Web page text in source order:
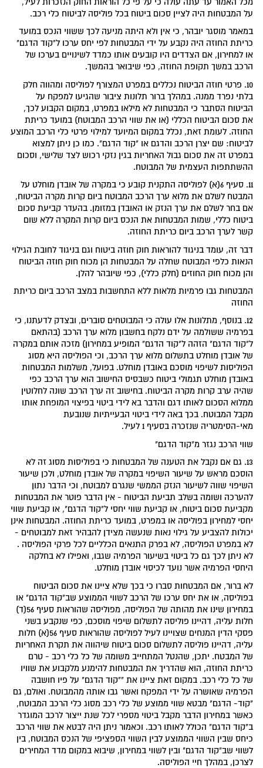
על המבטחות היה לציין סכום ביטוח בכל פוליסה לביטוח כלי רכב.
במאמר מוסגר יובהר, כי אין ולא היתה מניעה לכך ששווי הנכס במועד
כריתת החוזה היה נקבע על ידי המבטחות לפי יחס ערכו ל"קוד הדגם"
או למחירון, אם הצדדים היו קובעים אותו כמדד לשינויים בערכו של
הרכב במשך תקופת החוזה, כפי שיבואר בהמשך.
10. פרטי חוזה הביטוח נכללים במפרט המצורף לפוליסה ומהווה חלק
בלתי נפרד ממנה. במהלך ברור תלונות ציבור שהגיעו למפקח על
הביטוח הסתבר כי המבטחות לא מילאו במפרט, במקום הקבוע לכך,
את סכום הביטוח הכללי (או את שווי הרכב המבוטח) במועד כריתת
החוזה. לעומת זאת, נכלל במקום המיועד למילוי פרטי כלי הרכב המוצע
לביטוח: שם יצרן הרכב והדגם או "קוד הדגם". כמו כן ניתן למצוא
במפרט זה את סכום גבול האחריות בגין נזקי רכוש לצד שלישי, וסכום
ההשתתפות העצמית של המבוטח.
11. סעיף 6(א) לפוליסה התקנית קובע כי במקרה של אובדן מוחלט על
המבטח לשלם את מלוא ערך הרכב המבוטח ביום קרות מקרה הביטוח,
אם בחר לשלם את ערך הנזק או האובדן במזומן. בהעדר קביעת סכום
ביטוח כללי, שמות המבטחות את הנכס ביום קרות המקרה ללא שום
קשר לערך הרכב ביום כריתת החוזה.
דבר זה, עומד בניגוד להוראות חוק חוזה ביטוח וגם בניגוד לחובת הגילוי
הנאות כלפי המבוטח שחלה על המבטחות הן מכוח חוק חוזה הביטוח
והן מכוח חוק החוזים (חלק כללי), כפי שיובהר להלן.
המבטחות גבו פרמיות מלאות ללא התחשבות במצב הרכב ביום כריתת
החוזה
12. בנוסף, מתלונות אלו עולה כי המבוטחים סוברים, ובצדק לדעתנו, כי
בפרמיה ששולמה על ידם נלקח בחשבון מלוא ערך הרכב (בהתאם
ל"קוד הדגם" הזהה ל"קוד הדגם" המופיע במחירון) מזכה אותם במקרה
של אובדן מוחלט בתשלום מלוא ערך הרכב, וכי הפוליסה היא מסוג
הפוליסות לשיפוי מוסכם באובדן מוחלט. בפועל, משלמות המבטחות
באובדן מוחלט תגמולי ביטוח כשבסיס החישוב הוא ערך הרכב כפי
שהיה ערב קרות מקרה הביטוח. בחישוב זה ערך הרכב שונה לחלוטין
ממלוא הסכום לאותו דגם והדבר בא לידי ביטוי בפיצוי המופחת אותו
מקבל המבוטח. בכך באה לידי ביטוי הבעייתיות שנובעת
מאי-הסימטריה שנזכרה בסעיף 1 לעיל.
שווי הרכב נגזר מ"קוד הדגם"
13. גם אם נקבל את הטענה של המבטחות כי בפוליסות מסוג זה לא
הוסכם מראש על שיעור השיפוי במקרה של אובדן מוחלט, ולכן שיעור
השיפוי שווה לשיעור הנזק הממשי שנגרם למבוטח, וכי הדבר נתון
להערכה ושומה בשלב תביעת הביטוח - אין הדבר פוטר את המבטחות
מקביעת סכום ביטוח, או קביעת שווי יחסי ל"קוד הדגם", או קביעת שווי
יחסי למחירון בפוליסה או במפרט, במועד כריתת החוזה. המבטחות אינן
יכולות להצביע על גילוי נאות שנעשה מצידן להבהיר זאת למבוטחים -
לא במפרט הפוליסה, לא בפרק התנאים הכלליים לכל פרקי הפוליסה .
לא ניתן לכך גם כל ביטוי בשיעור הפרמיה שגבו, ואפילו לא בחלקה
היחסי הפרמיה אשר נועד לכיסוי אובדן מוחלט.
לא ברור, אם המבטחות סברו כי בכך שלא ציינו את סכום הביטוח
בפוליסה, או את יחס ערכו של הרכב לשווי הממוצע שב"קוד הדגם" או
במחירון שינו את מהותה של הפוליסה, מפוליסה שהוראות סעיף 56(ד)
חלות עליה, דהיינו פוליסה לתשלום שיפוי מוסכם, כפי שנקבע בשני
פסקי הדין המנחים שצויינו לעיל לפוליסה שהוראות סעיף 56(א) חלות
עליה, דהיינו פוליסה לתשלום סכום ביטוח שיהווה את תקרת האחריות
של המבטח. יתכן, שהנטל המתחייב משומה של כל כלי רכב - טרם
כריתת החוזה, הוא שהדריך את המבטחות להימנע מלקבוע את שוויו
של כל כלי רכב. במקום זאת ציינו את ""קוד הדגם" על פיו חושבה
הפרמיה שאושרה על ידי המפקח ואשר גבו אותה מהמבוטח. ואולם, גם
"קוד- הדגם" מבטא שווי ממוצע של כלי רכב מסוג כלי הרכב המבוטח,
כאשר במחירון הדבר מקבל ביטוי מספרי לכל שנת ייצור לרכב המוגדר
ב"קוד הדגם" הכולל לאותו רכב. וכאמור ניתן היה לבטא את שווי הרכב
כיחס שבין השווי הממוצע לבין השווי הספציפי של הנכס המבוטח, בין
לשווי שב"קוד הדגם" ובין לשווי במחירון, שיבוא במקום מדד המחירים
לצרכן, במהלך חיי הפוליסה.